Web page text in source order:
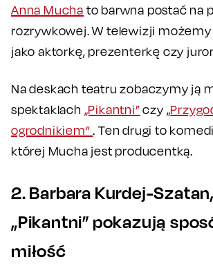
Anna Mucha to barwna postać na
rozrywkowej. W telewizji możemy
jako aktorkę, prezenterkę czy
Na deskach teatru zobaczymy ją
spektaklach „Pikantni”czy „
ogrodnikiem”. Ten drugi to
której Mucha jest producentką.
2. Barbara Kurdej-
„Pikantni” pokazują
miłość